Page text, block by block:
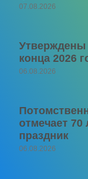
07.08.2026
Утверждены
конца 2026
06.08.2026
отмечает
праздник
06.08.2026